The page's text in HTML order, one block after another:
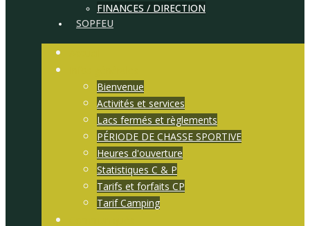
FINANCES / DIRECTION
SOPFEU
Bienvenue
Activités et services
Lacs fermés et règlements
PÉRIODE DE CHASSE SPORTIVE
Heures d'ouverture
Statistiques C & P
Tarifs et forfaits CP
Tarif Camping